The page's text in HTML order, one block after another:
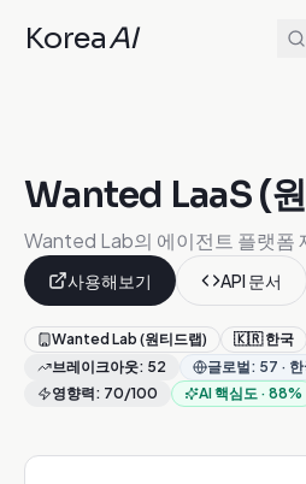
KoreaAI
Wanted LaaS (
Wanted Lab의 에이전트 플랫폼
사용해보기 API 문서
Wanted Lab (원티드랩) 🇰🇷 한국
브레이크아웃: 52 글로벌: 57 ·
영향력: 70/100 AI 핵심도 · 88%